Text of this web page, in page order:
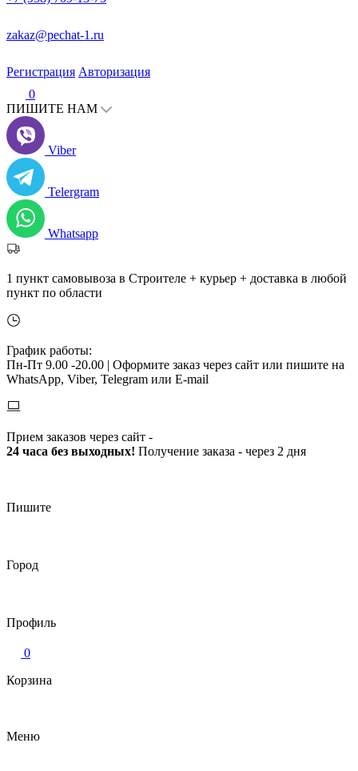
zakaz@pechat-1.ru
Регистрация Авторизация
0
ПИШИТЕ НАМ
Viber
Telergram
Whatsapp
1 пункт самовывоза в Строителе + курьер + доставка в любой
пункт по области
График работы:
Пн-Пт 9.00 -20.00 | Оформите заказ через сайт или пишите на
WhatsApp, Viber, Telegram или E-mail
Прием заказов через сайт -
24 часа без выходных! Получение заказа - через 2 дня
Пишите
Город
Профиль
0
Корзина
Меню